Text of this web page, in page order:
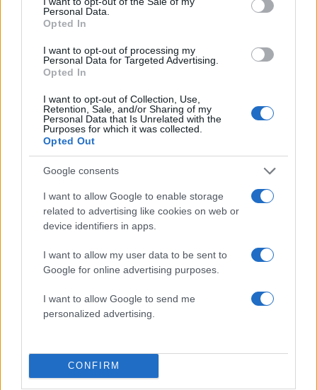
Personal Data.
Opted In
I want to opt-out of processing my
Personal Data for Targeted Advertising.
Opted In
I want to opt-out of Collection, Use,
Retention, Sale, and/or Sharing of my
Personal Data that Is Unrelated with the
Purposes for which it was collected.
Opted Out
Google consents
I want to allow Google to enable storage
related to advertising like cookies on web or
device identifiers in apps.
I want to allow my user data to be sent to
Google for online advertising purposes.
I want to allow Google to send me
personalized advertising.
CONFIRM
έντασης, με τη Ζωή Κωνσταντοπούλου να
φωνάζει από το έδρανό της και να χτυπά με
δύναμη το μικρόφωνο, σε μια ακόμη σκηνή
κοινοβουλευτικής απορρύθμισης.
ΔΙΑΦΗΜΙΣΗ
Αν τα χάσατε